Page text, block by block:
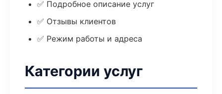
✅ Подробное описание услуг
✅ Отзывы клиентов
✅ Режим работы и адреса
Категории услуг